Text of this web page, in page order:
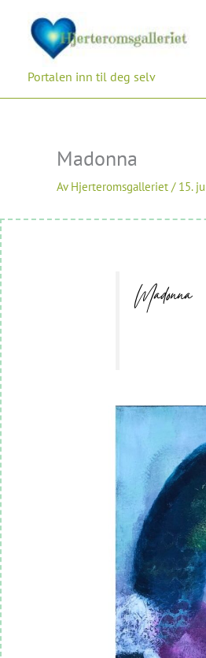
Portalen inn til deg selv
Madonna
Av Hjerteromsgalleriet / 15.
Madonna